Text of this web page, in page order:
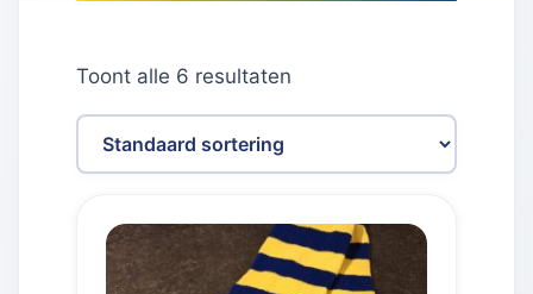
Toont alle 6 resultaten